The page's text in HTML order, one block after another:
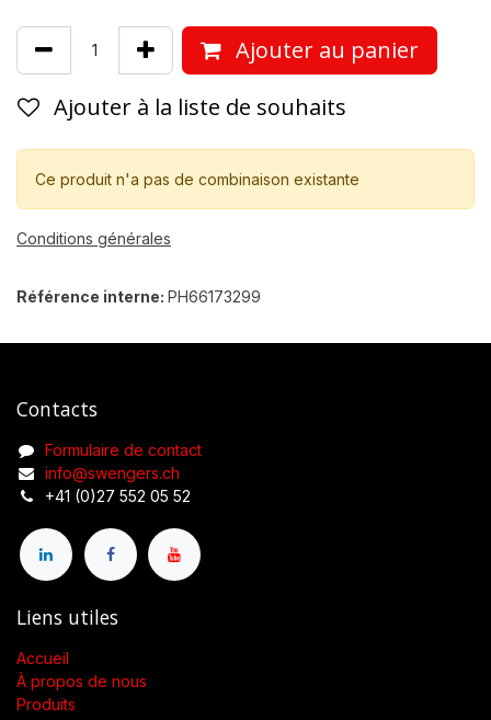
Ajouter au panier
Ajouter à la liste de souhaits
Ce produit n'a pas de combinaison existante
Conditions générales
Référence interne: PH66173299
Contacts
Formulaire de contact
info@swengers.ch
+41 (0)27 552 05 52
Liens utiles
Accueil
À propos de nous
Produits